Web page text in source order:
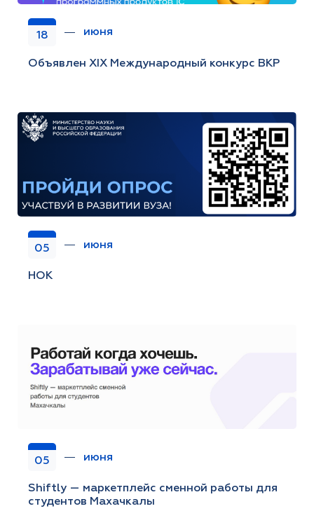
18 июня
Объявлен XIX Международный конкурс ВКР
05 июня
НОК
05 июня
Shiftly — маркетплейс сменной работы для
студентов Махачкалы